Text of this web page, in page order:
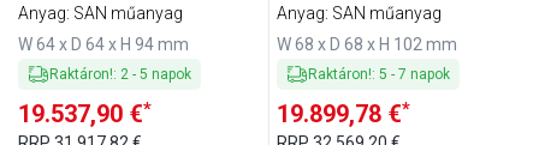
Anyag: SAN műanyag
W 64 x D 64 x H 94 mm
Raktáron!: 2- 5 napok
19.537,90 €*
Anyag: SAN műanyag
W 68 x D 68 x H 102 mm
Raktáron!:5 -7 napok
19.899,78 €*